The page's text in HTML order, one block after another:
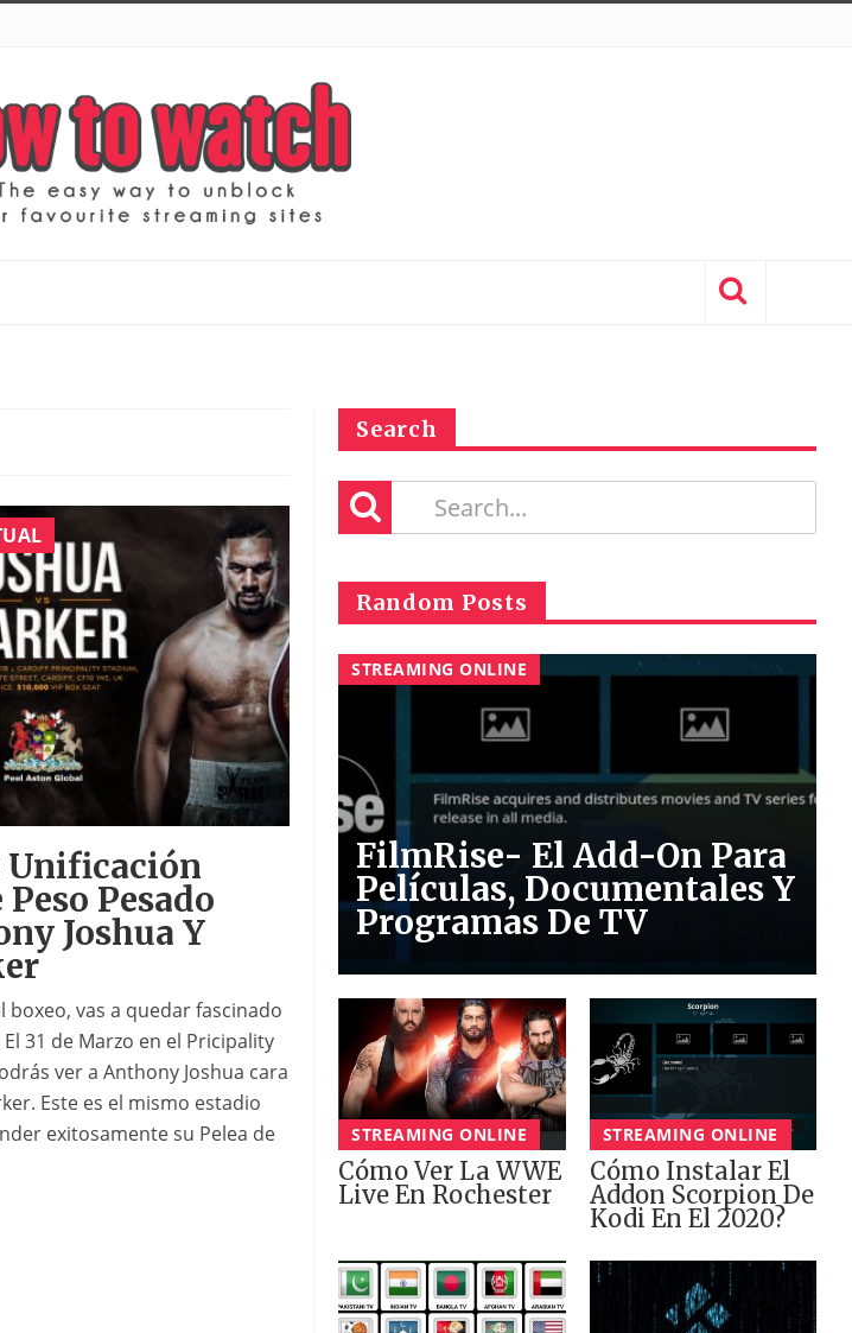
Unificación
Pesado
Joshua Y
boxeo, vas a quedar fascinado
31 de Marzo en el Pricipality
ver a Anthony Joshua cara
Este es el mismo estadio
exitosamente su Pelea de
Search
Random Posts
STREAMING ONLINE
FilmRise- El Add-On Para
Películas, Documentales Y
Programas De TV
STREAMING ONLINE
Cómo Ver La WWE
Live En Rochester
STREAMING ONLINE
Cómo Instalar El
Addon Scorpion De
Kodi En El 2020?